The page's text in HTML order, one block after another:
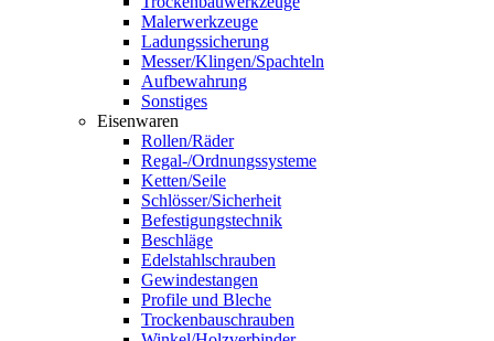
Malerwerkzeuge
Ladungssicherung
Messer/Klingen/Spachteln
Aufbewahrung
Sonstiges
Eisenwaren
Rollen/Räder
Regal-/Ordnungssysteme
Ketten/Seile
Schlösser/Sicherheit
Befestigungstechnik
Beschläge
Edelstahlschrauben
Gewindestangen
Profile und Bleche
Trockenbauschrauben